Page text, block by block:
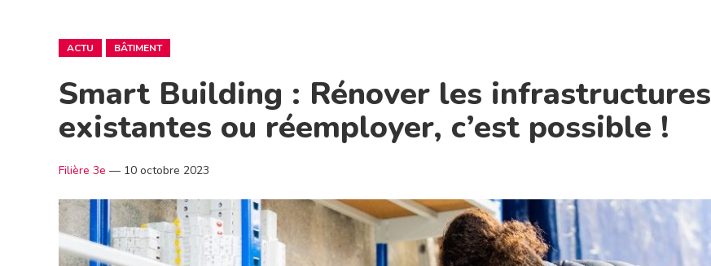
ACTU BÂTIMENT
Smart Building : Rénover les infrastructures
existantes ou réemployer, c’est possible !
Filière 3e — 10 octobre 2023